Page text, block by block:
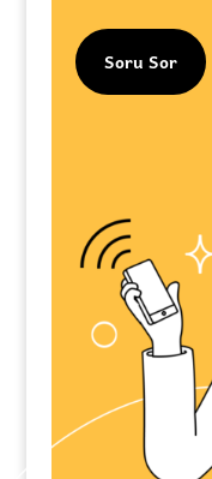
Soru Sor